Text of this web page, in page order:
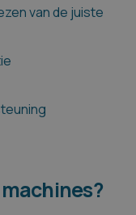
van de juiste